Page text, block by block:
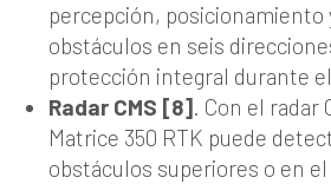
percepción, posicionamiento
obstáculos en seis
protección integral durante
Radar CMS [8]. Con el radar
Matrice 350 RTK puede
obstáculos superiores o en